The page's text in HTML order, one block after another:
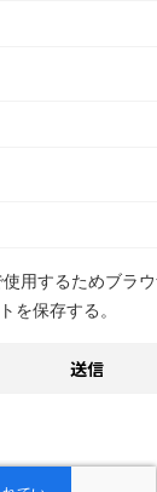
用するためブラ
を保存する。